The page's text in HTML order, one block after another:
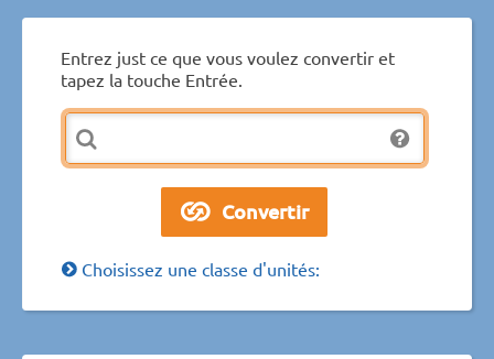
Entrez just ce que vous voulez convertir et
tapez la touche Entrée.
Choisissez une classe d'unités: